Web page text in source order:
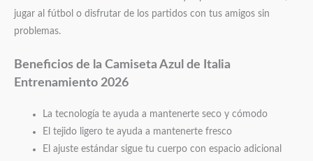
jugar al fútbol o disfrutar de los partidos con tus amigos sin
problemas.
Beneficios de la Camiseta Azul de Italia
Entrenamiento 2026
La tecnología te ayuda a mantenerte seco y cómodo
El tejido ligero te ayuda a mantenerte fresco
El ajuste estándar sigue tu cuerpo con espacio adicional